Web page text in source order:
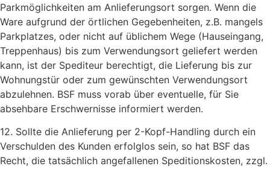
Parkmöglichkeiten am Anlieferungsort sorgen. Wenn die
Ware aufgrund der örtlichen Gegebenheiten, z.B. mangels
Parkplatzes, oder nicht auf üblichem Wege (Hauseingang,
Treppenhaus) bis zum Verwendungsort geliefert werden
kann, ist der Spediteur berechtigt, die Lieferung bis zur
Wohnungstür oder zum gewünschten Verwendungsort
abzulehnen. BSF muss vorab über eventuelle, für Sie
absehbare Erschwernisse informiert werden.
12. Sollte die Anlieferung per 2-Kopf-Handling durch ein
Verschulden des Kunden erfolglos sein, so hat BSF das
Recht, die tatsächlich angefallenen Speditionskosten, zzgl.